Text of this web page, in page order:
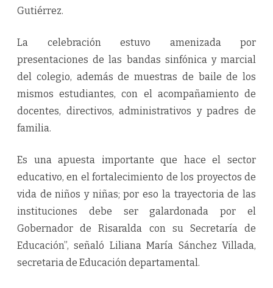
Gutiérrez.
La celebración estuvo amenizada por
presentaciones de las bandas sinfónica y marcial
del colegio, además de muestras de baile de los
mismos estudiantes, con el acompañamiento de
docentes, directivos, administrativos y padres de
familia.
Es una apuesta importante que hace el sector
educativo, en el fortalecimiento de los proyectos de
vida de niños y niñas; por eso la trayectoria de las
instituciones debe ser galardonada por el
Gobernador de Risaralda con su Secretaría de
Educación”, señaló Liliana María Sánchez Villada,
secretaria de Educación departamental.